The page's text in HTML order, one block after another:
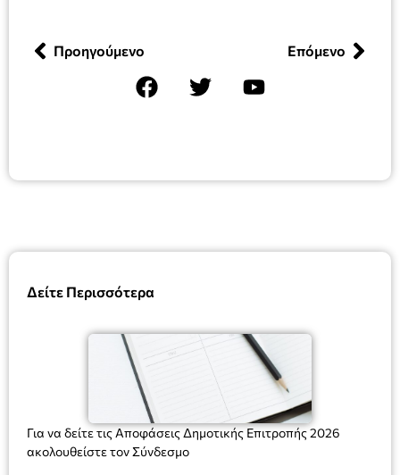
Δείτε Περισσότερα
Για να δείτε τις Αποφάσεις Δημοτικής Επιτροπής 2026
ακολουθείστε τον Σύνδεσμο
Προηγούμενο Επόμενο